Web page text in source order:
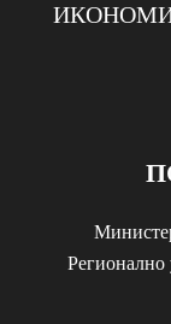
Регионално